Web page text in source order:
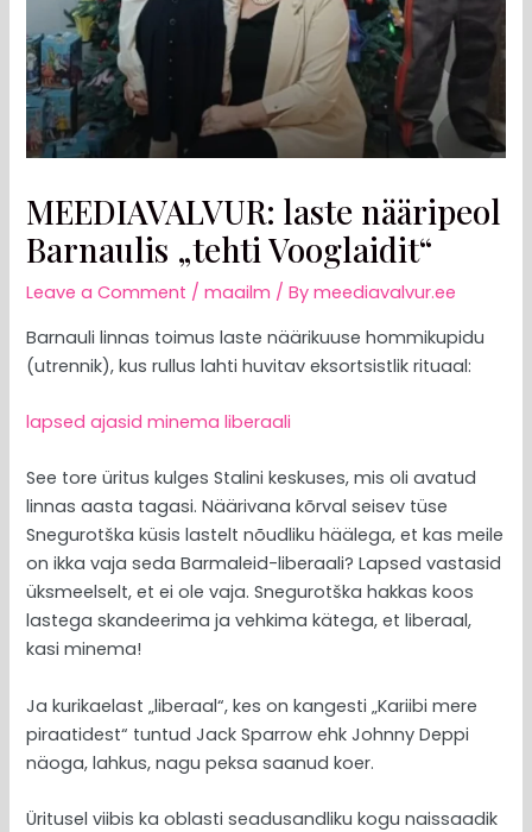
MEEDIAVALVUR: laste nääripeol
Barnaulis „tehti Vooglaidit“
Leave a Comment /maailm / Bymeediavalvur.ee
Barnauli linnas toimus laste näärikuuse hommikupidu
(utrennik), kus rullus lahti huvitav eksortsistlik rituaal:
lapsed ajasid minema liberaali
See tore üritus kulges Stalini keskuses, mis oli avatud
linnas aasta tagasi. Näärivana kõrval seisev tüse
Snegurotška küsis lastelt nõudliku häälega, et kas meile
on ikka vaja seda Barmaleid-liberaali? Lapsed vastasid
üksmeelselt, et ei ole vaja. Snegurotška hakkas koos
lastega skandeerima ja vehkima kätega, et liberaal,
kasi minema!
Ja kurikaelast „liberaal“, kes on kangesti „Kariibi mere
piraatidest“ tuntud Jack Sparrow ehk Johnny Deppi
näoga, lahkus, nagu peksa saanud koer.
Üritusel viibis ka oblasti seadusandliku kogu naissaadik